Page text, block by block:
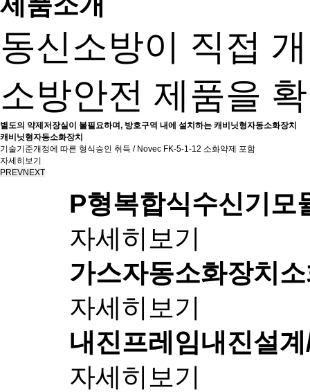
동신소방이 직접
소방안전 제품을
별도의 약제저장실이 불필요하며, 방호구역 내에 설치하는 캐비닛형자동소화장치
캐비닛형자동소화장치
기술기준개정에 따른 형식승인 취득 / Novec FK-5-1-12 소화약제 포함
자세히보기
PREVNEXT
P형복합식수신기모
자세히보기
가스자동소화장치
자세히보기
내진프레임내진설
자세히보기